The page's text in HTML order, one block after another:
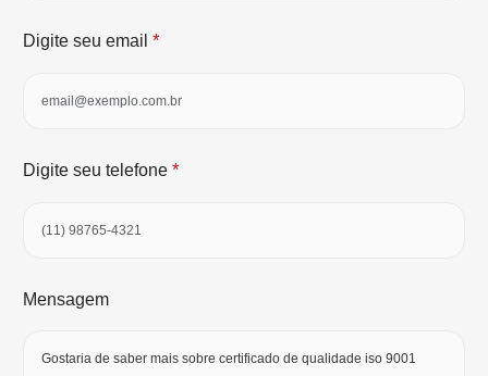
Digite seu email *
Digite seu telefone *
Mensagem